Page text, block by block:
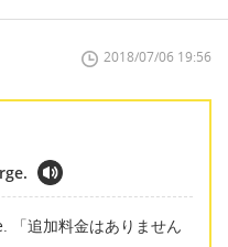
2018/07/06 19:56
追加料金はありません